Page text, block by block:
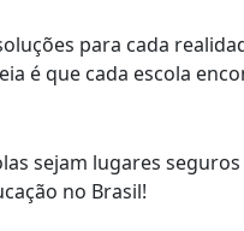
para cada
é que cada escola
sejam lugares
no Brasil!